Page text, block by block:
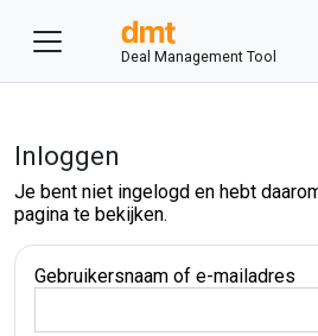
Deal Management Tool
Inloggen
Je bent niet ingelogd en hebt
pagina te bekijken.
Gebruikersnaam of e-mailadres